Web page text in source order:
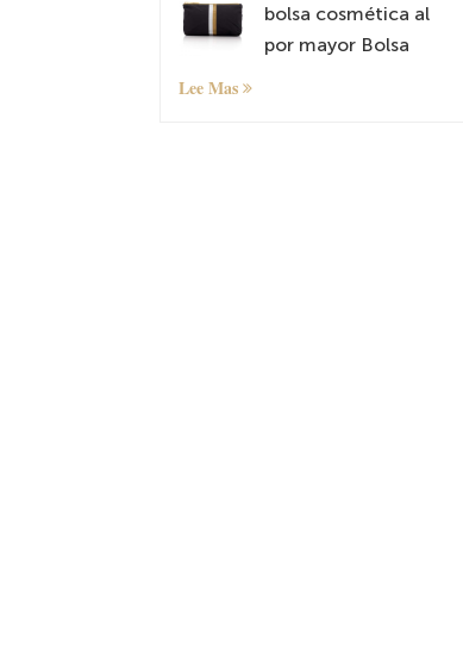
bolsa cosmética al
por mayor Bolsa
Lee Mas